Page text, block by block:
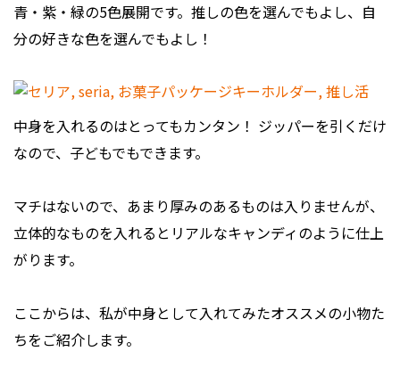
青・紫・緑の5色展開です。推しの色を選んでもよし、自
分の好きな色を選んでもよし！
中身を入れるのはとってもカンタン！ ジッパーを引くだけ
なので、子どもでもできます。
マチはないので、あまり厚みのあるものは入りませんが、
立体的なものを入れるとリアルなキャンディのように仕上
がります。
ここからは、私が中身として入れてみたオススメの小物た
ちをご紹介します。